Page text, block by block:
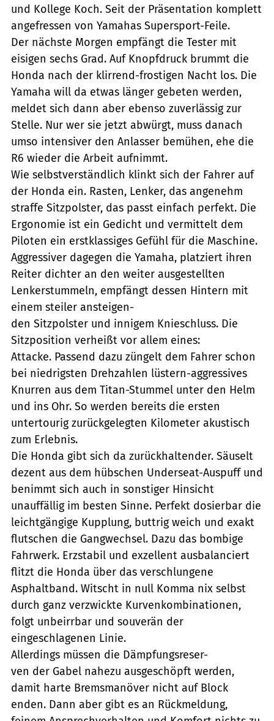
und Kollege Koch. Seit der Präsentation komplett
angefressen von Yamahas Supersport-Feile.
Der nächste Morgen empfängt die Tester mit
eisigen sechs Grad. Auf Knopfdruck brummt die
Honda nach der klirrend-frostigen Nacht los. Die
Yamaha will da etwas länger gebeten werden,
meldet sich dann aber ebenso zuverlässig zur
Stelle. Nur wer sie jetzt abwürgt, muss danach
umso intensiver den Anlasser bemühen, ehe die
R6 wieder die Arbeit aufnimmt.
Wie selbstverständlich klinkt sich der Fahrer auf
der Honda ein. Rasten, Lenker, das angenehm
straffe Sitzpolster, das passt einfach perfekt. Die
Ergonomie ist ein Gedicht und vermittelt dem
Piloten ein erstklassiges Gefühl für die Maschine.
Aggressiver dagegen die Yamaha, platziert ihren
Reiter dichter an den weiter ausgestellten
Lenkerstummeln, empfängt dessen Hintern mit
einem steiler ansteigen-
den Sitzpolster und innigem Knieschluss. Die
Sitzposition verheißt vor allem eines:
Attacke. Passend dazu züngelt dem Fahrer schon
bei niedrigsten Drehzahlen lüstern-aggressives
Knurren aus dem Titan-Stummel unter den Helm
und ins Ohr. So werden bereits die ersten
untertourig zurückgelegten Kilometer akustisch
zum Erlebnis.
Die Honda gibt sich da zurückhaltender. Säuselt
dezent aus dem hübschen Underseat-Auspuff und
benimmt sich auch in sonstiger Hinsicht
unauffällig im besten Sinne. Perfekt dosierbar die
leichtgängige Kupplung, buttrig weich und exakt
flutschen die Gangwechsel. Dazu das bombige
Fahrwerk. Erzstabil und exzellent ausbalanciert
flitzt die Honda über das verschlungene
Asphaltband. Witscht in null Komma nix selbst
durch ganz verzwickte Kurvenkombinationen,
folgt unbeirrbar und souverän der
eingeschlagenen Linie.
Allerdings müssen die Dämpfungsreser-
ven der Gabel nahezu ausgeschöpft werden,
damit harte Bremsmanöver nicht auf Block
enden. Dann aber gibt es an Rückmeldung,